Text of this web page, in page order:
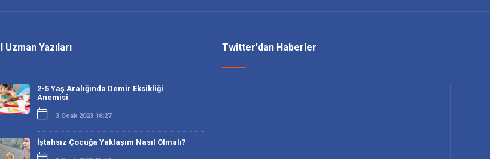
Uzman Yazıları
2-5 Yaş Aralığında Demir Eksikliği
Anemisi
3 Ocak 2023 16:27
İştahsız Çocuğa Yaklaşım Nasıl Olmalı?
Twitter'dan Haberler